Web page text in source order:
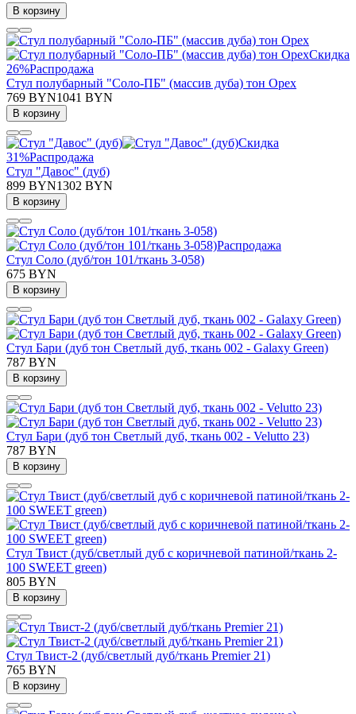
В корзину
Скидка
26%Распродажа
Стул полубарный "Соло-ПБ" (массив дуба) тон Орех
769 BYN1041 BYN
В корзину
Скидка
31%Распродажа
Стул "Давос" (дуб)
899 BYN1302 BYN
В корзину
Распродажа
Стул Соло (дуб/тон 101/ткань 3-058)
675 BYN
В корзину
Стул Бари (дуб тон Светлый дуб, ткань 002 - Galaxy Green)
787 BYN
В корзину
Стул Бари (дуб тон Светлый дуб, ткань 002 - Velutto 23)
787 BYN
В корзину
Стул Твист (дуб/светлый дуб с коричневой патиной/ткань 2-
100 SWEET green)
805 BYN
В корзину
Стул Твист-2 (дуб/светлый дуб/ткань Premier 21)
765 BYN
В корзину